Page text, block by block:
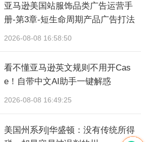
亚马逊美国站服饰品类广告运营手
册-第3章-短生命周期产品广告打法
2026-08-08 16:58:50
看不懂亚马逊英文规则不用开Cas
e！自带中文AI助手一键解惑
2026-08-08 16:49:25
美国州系列|华盛顿：没有传统所得